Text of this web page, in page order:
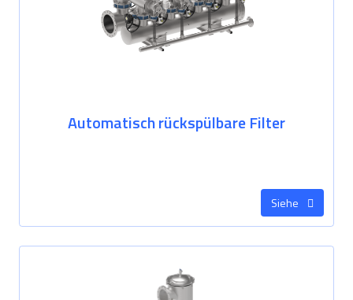
Automatisch rückspülbare Filter
Siehe